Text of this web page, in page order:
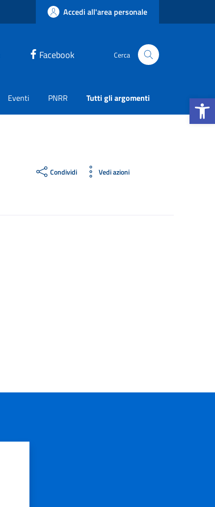
Apri la
Accedi all'area personale
Facebook Cerca
Eventi PNRR Tutti gli argomenti
Condividi Vedi azioni